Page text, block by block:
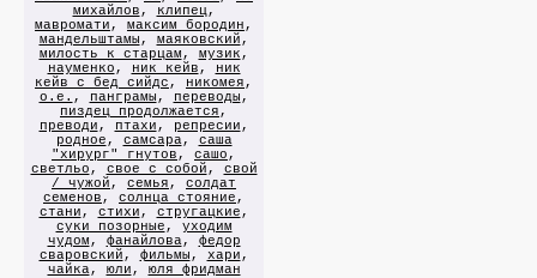
михайлов , клипец,
мавромати , максим бородин ,
мандельштамы , маяковский ,
милость к старцам , музик ,
науменко , ник кейв ,
ник
кейв с бед сийдс , никомея ,
о.е. , панграмы , переводы ,
пиздец продолжается ,
преводи , птахи , репресии ,
родное , самсара, саша
"хирург" гнутов , сашо ,
светльо , свое с собой , свой
/ чужой , семья , солдат
семенов , солнца стояние ,
стани , стихи , стругацкие ,
суки позорные , уходим
чудом , фанайлова, федор
сваровский , фильмы , хари ,
чайка, юли , юля фридман